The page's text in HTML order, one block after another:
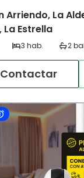
Arriendo, La
La Estrella
Contactar